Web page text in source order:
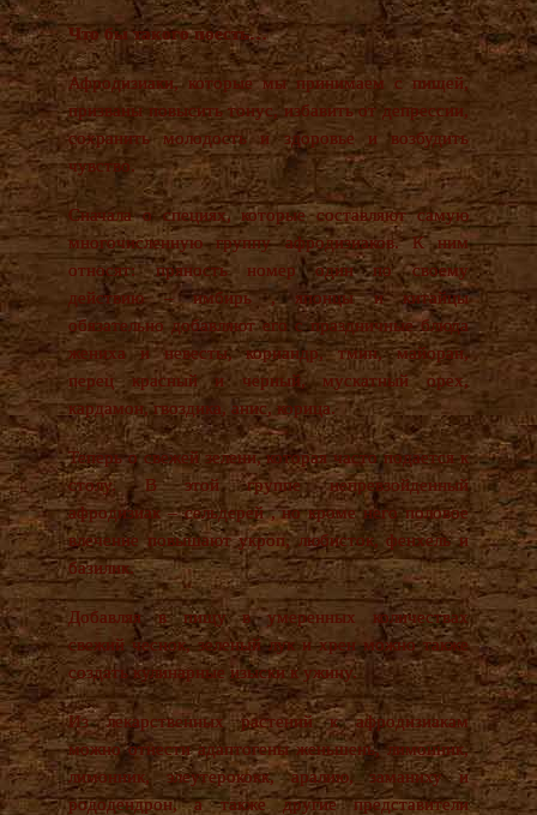
Что бы такого поесть…
Афродизиаки, которые мы принимаем с пищей,
призваны повысить тонус, избавить от депрессии,
сохранить молодость и здоровье и возбудить
чувство.
Сначала о специях, которые составляют самую
многочисленную группу афродизиаков. К ним
относят: пряность номер один по своему
действию – имбирь , японцы и китайцы
обязательно добавляют его с праздничные блюда
жениха и невесты, кориандр, тмин, майоран,
перец красный и черный, мускатный орех,
кардамон, гвоздика, анис, корица.
Теперь о свежей зелени, которая часто подается к
столу. В этой группе непревзойденный
афродизиак – сельдерей , но кроме него половое
влечение повышают укроп, любисток, фенхель и
базилик.
Добавляя в пищу в умеренных количествах
свежий чеснок, зеленый лук и хрен можно также
создать кулинарные изыски к ужину.
Из лекарственных растений к афродизиакам
можно отнести адаптогены женьшень, лимонник,
лимонник, элеутерококк, аралию, заманиху и
рододендрон, а также другие представители